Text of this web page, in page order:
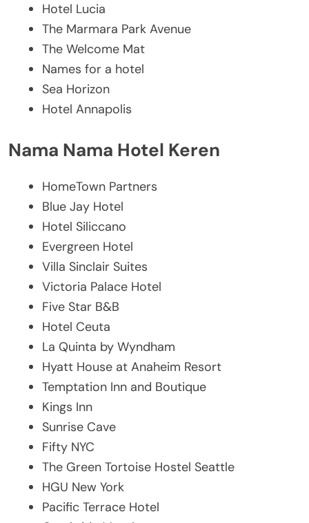
Hotel Lucia
The Marmara Park Avenue
The Welcome Mat
Names for a hotel
Sea Horizon
Hotel Annapolis
Nama Nama Hotel Keren
HomeTown Partners
Blue Jay Hotel
Hotel Siliccano
Evergreen Hotel
Villa Sinclair Suites
Victoria Palace Hotel
Five Star B&B
Hotel Ceuta
La Quinta by Wyndham
Hyatt House at Anaheim Resort
Temptation Inn and Boutique
Kings Inn
Sunrise Cave
Fifty NYC
The Green Tortoise Hostel Seattle
HGU New York
Pacific Terrace Hotel